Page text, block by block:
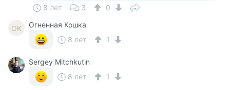
8 лет 3 0
ОК
Огненная Кошка
8 лет
1
Sergey Mitchkutin
8 лет
1